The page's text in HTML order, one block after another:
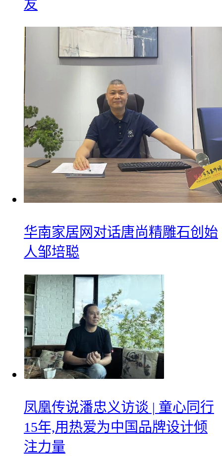
友
华南家居网对话唐尚精雕石创始
人邹培聪
凤凰传说潘忠义访谈 | 童心同行
15年,用热爱为中国品牌设计倾
注力量